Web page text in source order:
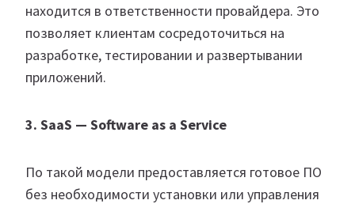
находится в ответственности провайдера. Это
позволяет клиентам сосредоточиться на
разработке, тестировании и развертывании
приложений.
3. SaaS — Software as a Service
По такой модели предоставляется готовое ПО
без необходимости установки или управления